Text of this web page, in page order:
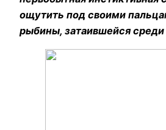
ощутить под своими
рыбины, затаившейся